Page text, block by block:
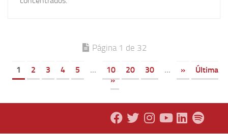
Página 1 de 32
1 2 3 4 5 ... 10 20 30 ... »
Última
»